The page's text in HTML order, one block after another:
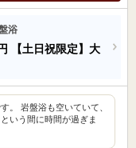
浴
【土日祝限定】大
。 岩盤浴も空いていて、
いう間に時間が過ぎま